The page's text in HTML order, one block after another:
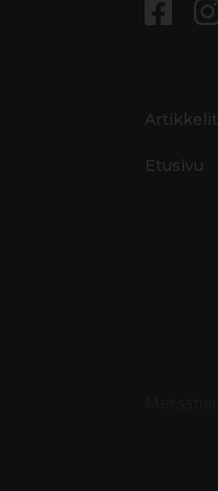
Artikkelit
Etusivu